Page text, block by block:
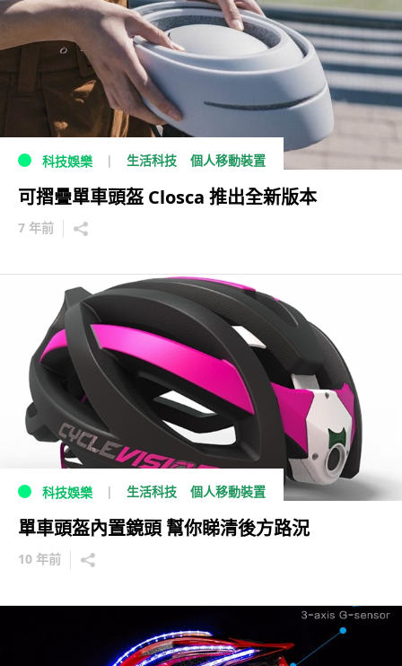
科技娛樂 生活科技 個人移動裝置
可摺疊單車頭盔 Closca 推出全新版本
7 年前
科技娛樂 生活科技 個人移動裝置
單車頭盔內置鏡頭 幫你睇清後方路況
10 年前